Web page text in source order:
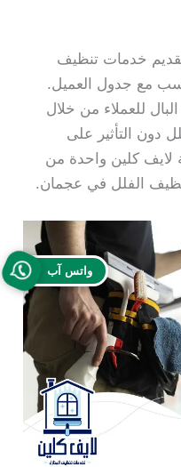
خدمات تنظيف
مع جدول العميل.
للعملاء من خلال
دون التأثير على
لايف كلين واحدة من
الفلل في عجمان.
واتس آب